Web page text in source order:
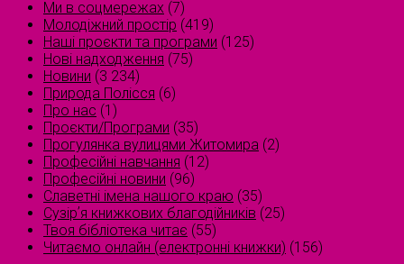
Ми в соцмережах (7)
Молодіжний простір (419)
Наші проєкти та програми (125)
Нові надходження (75)
Новини (3 234)
Природа Полісся (6)
Про нас (1)
Проєкти/Програми (35)
Прогулянка вулицями Житомира (2)
Професійні навчання (12)
Професійні новини (96)
Славетні імена нашого краю (35)
Сузірʼя книжкових благодійників (25)
Твоя бібліотека читає (55)
Читаємо онлайн (електронні книжки) (156)